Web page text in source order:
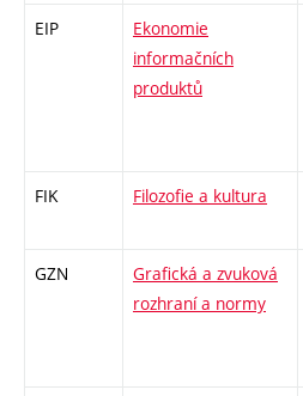
EIP
Ekonomie
informačních
produktů
FIK Filozofie a kultura
GZN
Grafická a zvuková
rozhraní a normy